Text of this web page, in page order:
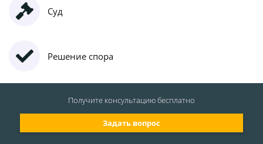
Суд
Решение спора
Задать вопрос
Получите консультациюбесплатно